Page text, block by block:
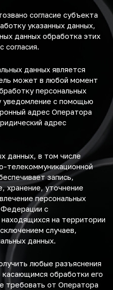
согласие субъекта
указанных данных,
данных обработка этих
согласия.
данных является
может в любой момент
персональных
уведомление с помощью
адрес Оператора
адрес
данных, в том числе
телекоммуникационной
запись,
хранение, уточнение
персональных
Федерации с
на территории
случаев,
данных.
любые разъяснения
обработки его
требовать от Оператора